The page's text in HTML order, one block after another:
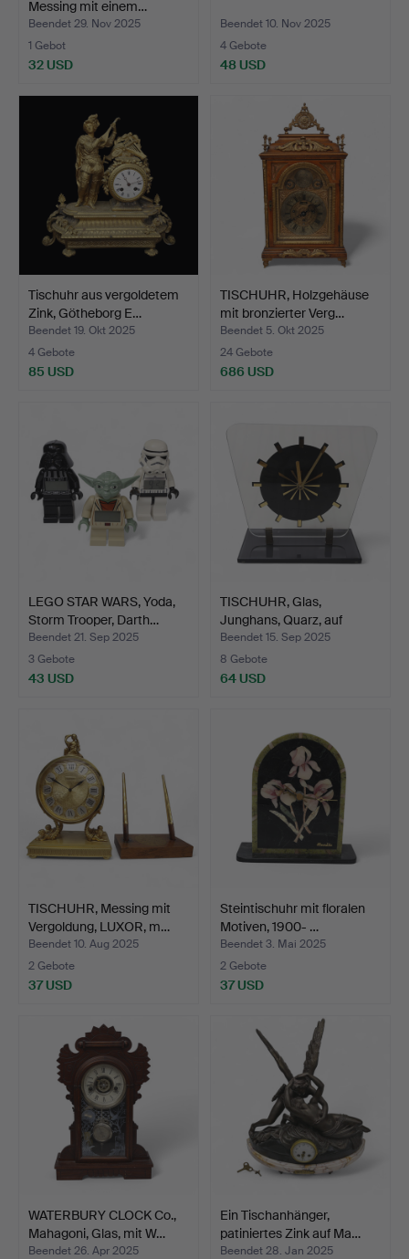
Messing mit einem…
Beendet 29. Nov 2025
1 Gebot
32 USD
Beendet 10. Nov 2025
4 Gebote
48 USD
Tischuhr aus vergoldetem
Zink, Götheborg E…
Beendet 19. Okt 2025
4 Gebote
85 USD
TISCHUHR, Holzgehäuse
mit bronzierter Verg…
Beendet 5. Okt 2025
24 Gebote
686 USD
LEGO STAR WARS, Yoda,
Storm Trooper, Darth…
Beendet 21. Sep 2025
3 Gebote
43 USD
TISCHUHR, Glas,
Junghans, Quarz, auf
Glass…
Beendet 15. Sep 2025
8 Gebote
64 USD
TISCHUHR, Messing mit
Vergoldung, LUXOR, m…
Beendet 10. Aug 2025
2 Gebote
37 USD
Steintischuhr mit floralen
Motiven, 1900- …
Beendet 3. Mai 2025
2 Gebote
37 USD
WATERBURY CLOCK Co.,
Mahagoni, Glas, mit W…
Beendet 26. Apr 2025
Ein Tischanhänger,
patiniertes Zink auf Ma…
Beendet 28. Jan 2025